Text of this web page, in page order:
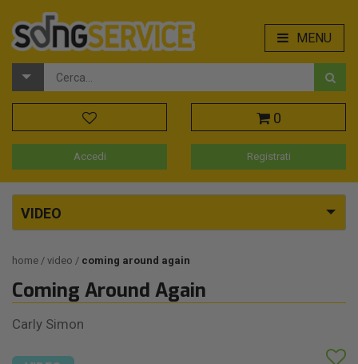
MENU
0
Accedi Registrati
VIDEO
home video coming around again
Coming Around Again
Carly Simon